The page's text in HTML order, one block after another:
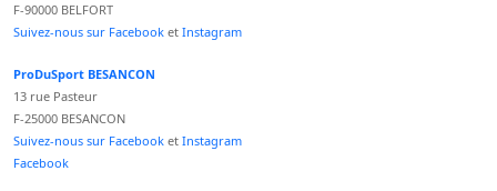
F-90000 BELFORT
Suivez-nous sur Facebook et Instagram
ProDuSport BESANCON
13 rue Pasteur
F-25000 BESANCON
Suivez-nous sur Facebook et Instagram
Facebook